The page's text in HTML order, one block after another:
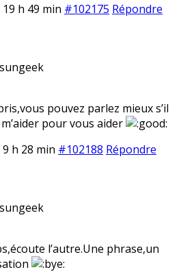
h 49 min #102175 Répondre
pouvez parlez mieux s’il
pour vous aider
h 28 min #102188 Répondre
l’autre.Une phrase,un